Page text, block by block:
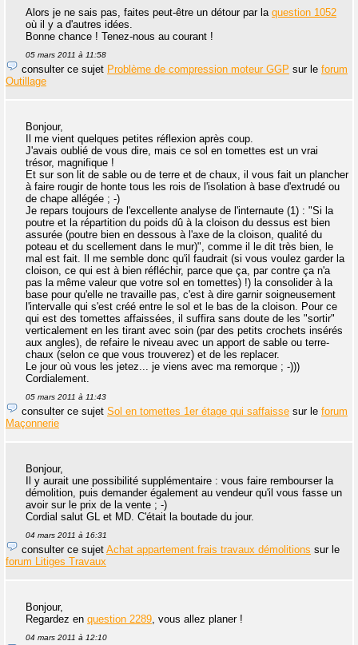
Alors je ne sais pas, faites peut-être un détour par la question 1052
où il y a d'autres idées.
Bonne chance ! Tenez-nous au courant !
05 mars 2011 à 11:58
consulter ce sujet Problème de compression moteur GGP sur le forum
Outillage
Bonjour,
Il me vient quelques petites réflexion après coup.
J'avais oublié de vous dire, mais ce sol en tomettes est un vrai
trésor, magnifique !
Et sur son lit de sable ou de terre et de chaux, il vous fait un plancher
à faire rougir de honte tous les rois de l'isolation à base d'extrudé ou
de chape allégée ; -)
Je repars toujours de l'excellente analyse de l'internaute (1) : "Si la
poutre et la répartition du poids dû à la cloison du dessus est bien
assurée (poutre bien en dessous à l'axe de la cloison, qualité du
poteau et du scellement dans le mur)", comme il le dit très bien, le
mal est fait. Il me semble donc qu'il faudrait (si vous voulez garder la
cloison, ce qui est à bien réfléchir, parce que ça, par contre ça n'a
pas la même valeur que votre sol en tomettes) !) la consolider à la
base pour qu'elle ne travaille pas, c'est à dire garnir soigneusement
l'intervalle qui s'est créé entre le sol et le bas de la cloison. Pour ce
qui est des tomettes affaissées, il suffira sans doute de les "sortir"
verticalement en les tirant avec soin (par des petits crochets insérés
aux angles), de refaire le niveau avec un apport de sable ou terre-
chaux (selon ce que vous trouverez) et de les replacer.
Le jour où vous les jetez... je viens avec ma remorque ; -)))
Cordialement.
05 mars 2011 à 11:43
consulter ce sujet Sol en tomettes 1er étage qui saffaisse sur le forum
Maçonnerie
Bonjour,
Il y aurait une possibilité supplémentaire : vous faire rembourser la
démolition, puis demander également au vendeur qu'il vous fasse un
avoir sur le prix de la vente ; -)
Cordial salut GL et MD. C'était la boutade du jour.
04 mars 2011 à 16:31
consulter ce sujet Achat appartement frais travaux démolitions sur le
forum Litiges Travaux
Bonjour,
Regardez en question 2289 , vous allez planer !
04 mars 2011 à 12:10